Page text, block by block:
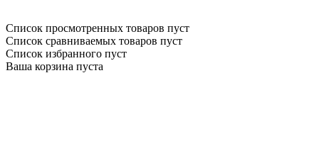
Список просмотренных товаров пуст
Список сравниваемых товаров пуст
Список избранного пуст
Ваша корзина пуста